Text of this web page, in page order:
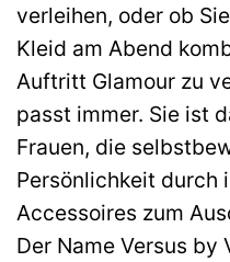
verleihen, oder ob
Kleid am Abend
Auftritt Glamour zu
passt immer. Sie ist
Frauen, die
Persönlichkeit durch
Accessoires zum
Der Name Versus